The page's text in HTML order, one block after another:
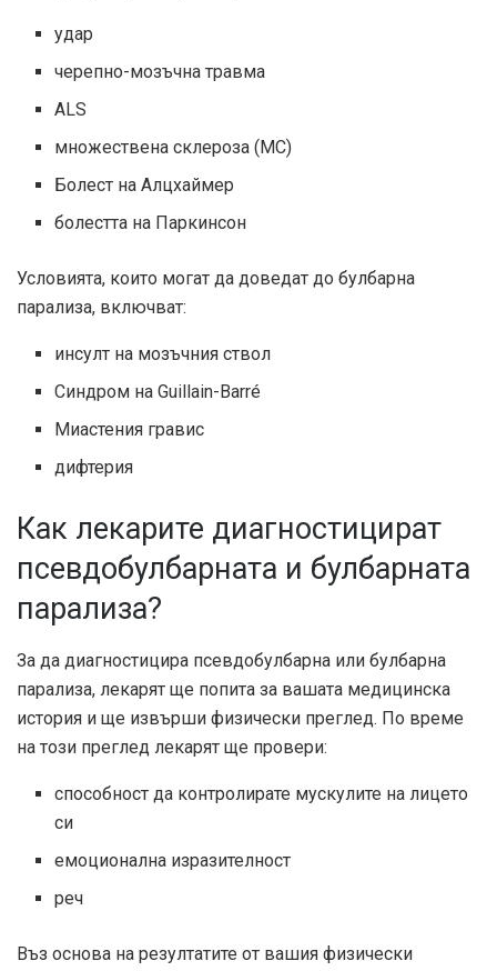
удар
черепно-мозъчна травма
ALS
множествена склероза (МС)
Болест на Алцхаймер
болестта на Паркинсон
Условията, които могат да доведат до булбарна
парализа, включват:
инсулт на мозъчния ствол
Синдром на Guillain-Barré
Миастения гравис
дифтерия
Как лекарите диагностицират
псевдобулбарната и булбарната
парализа?
За да диагностицира псевдобулбарна или булбарна
парализа, лекарят ще попита за вашата медицинска
история и ще извърши физически преглед. По време
на този преглед лекарят ще провери:
способност да контролирате мускулите на лицето
си
емоционална изразителност
реч
Въз основа на резултатите от вашия физически